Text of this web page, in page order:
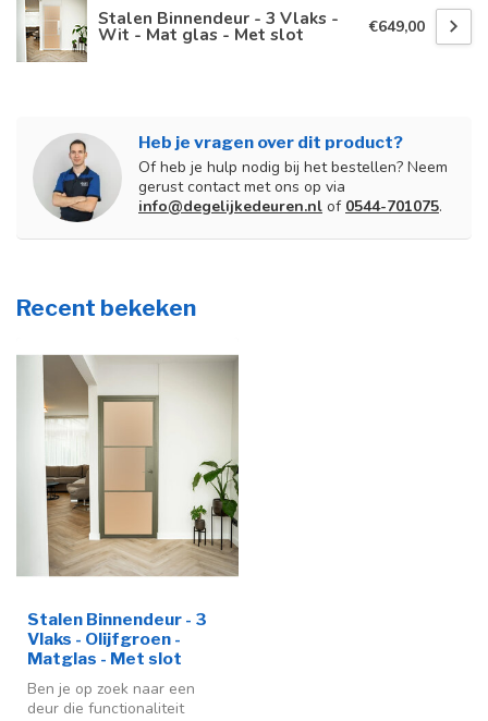
Stalen Binnendeur - 3 Vlaks -
Wit - Mat glas - Met slot €649,00
Heb je vragen over dit product?
Of heb je hulp nodig bij het bestellen? Neem
gerust contact met ons op via
info@degelijkedeuren.nl of 0544-701075.
Recent bekeken
Stalen Binnendeur - 3
Vlaks - Olijfgroen -
Matglas - Met slot
Ben je op zoek naar een
deur die functionaliteit